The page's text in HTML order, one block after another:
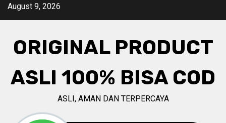
SkipAugust 9, 2026
ORIGINAL PRODUCT
ASLI 100% BISA COD
ASLI, AMAN DAN TERPERCAYA